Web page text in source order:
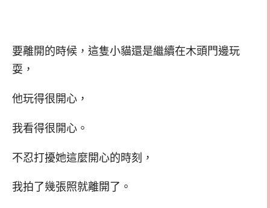
要離開的時候，這隻小貓還是繼續在木頭門邊玩
耍，
他玩得很開心，
我看得很開心。
不忍打擾她這麼開心的時刻，
我拍了幾張照就離開了。